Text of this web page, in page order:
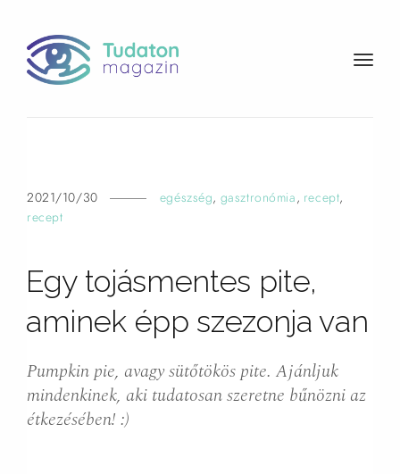
t
t
2021/10/30 egészség, gasztronómia, recept,
recept
Egy tojásmentes pite,
aminek épp szezonja van
Pumpkin pie, avagy sütőtökös pite. Ajánljuk
mindenkinek, aki tudatosan szeretne bűnözni az
étkezésében! :)